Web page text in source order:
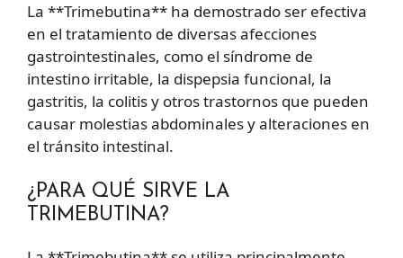
La **Trimebutina** ha demostrado ser efectiva
en el tratamiento de diversas afecciones
gastrointestinales, como el síndrome de
intestino irritable, la dispepsia funcional, la
gastritis, la colitis y otros trastornos que pueden
causar molestias abdominales y alteraciones en
el tránsito intestinal.
¿PARA QUÉ SIRVE LA
TRIMEBUTINA?